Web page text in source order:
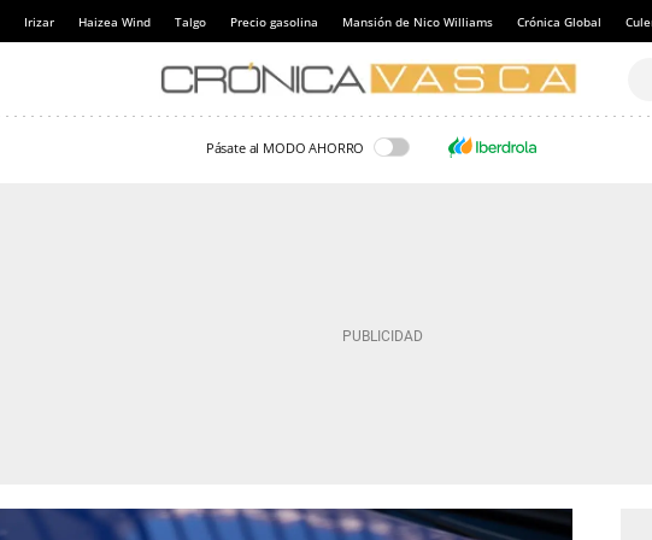
Irizar Haizea Wind Talgo Precio gasolina Mansión de Nico Williams Crónica Global
Pásate al MODO AHORRO